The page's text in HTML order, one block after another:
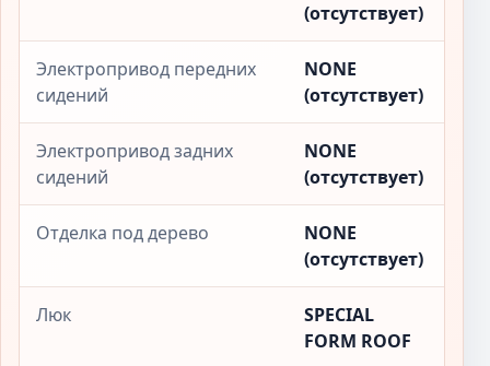
(отсутствует)
Электропривод передних
сидений
NONE
(отсутствует)
Электропривод задних
сидений
NONE
(отсутствует)
Отделка под дерево
NONE
(отсутствует)
Люк
SPECIAL
FORM ROOF